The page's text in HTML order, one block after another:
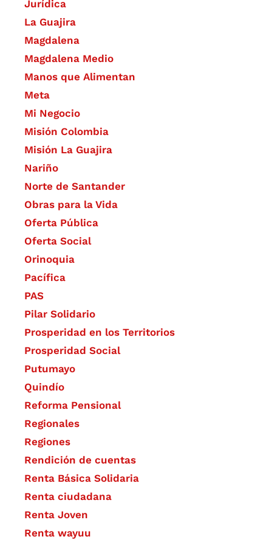
Jurídica
La Guajira
Magdalena
Magdalena Medio
Manos que Alimentan
Meta
Mi Negocio
Misión Colombia
Misión La Guajira
Nariño
Norte de Santander
Obras para la Vida
Oferta Pública
Oferta Social​​
Orinoquia
Pacífica
PAS
Pilar Solidario
Prosperidad en los Territorios
Prosperidad Social
Putumayo
Quindío
Reforma Pensional
Regionales
Regiones
Rendición de cuentas
Renta Básica Solidaria
Renta ciudadana
Renta Joven
Renta wayuu